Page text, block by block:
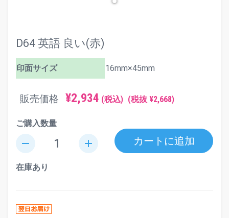
D64 英語 良い(赤)
印面サイズ 16mm×45mm
販売価格 ¥2,934 (税込) (税抜 ¥2,668)
ご購入数量
remove add カートに追加
在庫あり